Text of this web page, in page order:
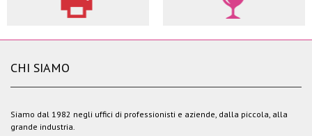
CHI SIAMO
Siamo dal 1982 negli uffici di professionisti e aziende, dalla piccola, alla
grande industria.